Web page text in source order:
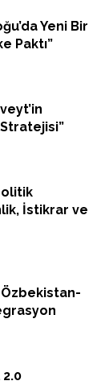
Yeni Bir
Paktı”
İstikrar ve
Özbekistan-